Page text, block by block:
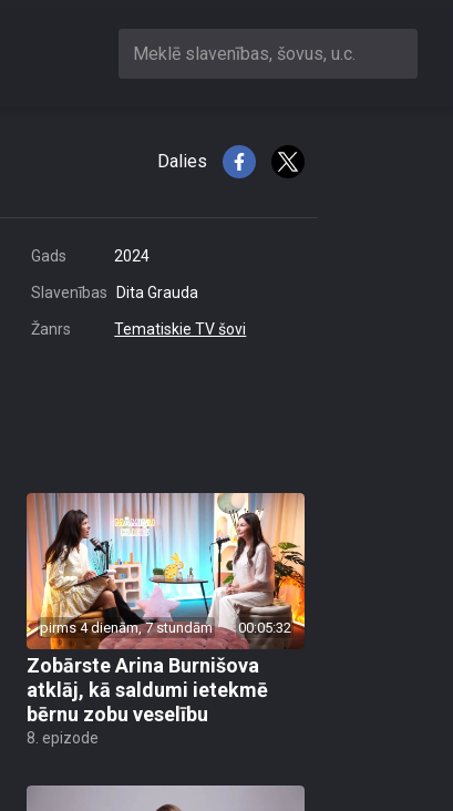
Meklē slavenības, šovus, u.c.
Dalies
Gads 2024
Slavenības Dita Grauda
Žanrs Tematiskie TV šovi
pirms 4 dienām, 7 stundām 00:05:32
Zobārste Arina Burnišova
atklāj, kā saldumi ietekmē
bērnu zobu veselību
8. epizode